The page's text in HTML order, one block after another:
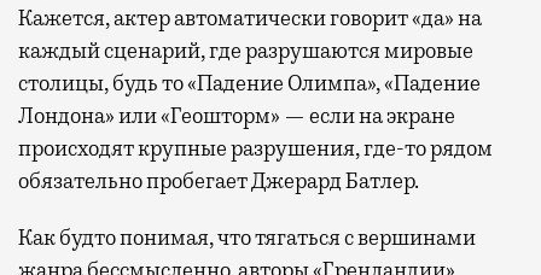
Кажется, актер автоматически говорит «да» на
каждый сценарий, где разрушаются мировые
столицы, будь то «Падение Олимпа», «Падение
Лондона» или «Геошторм» — если на экране
происходят крупные разрушения, где-то рядом
обязательно пробегает Джерард Батлер.
Как будто понимая, что тягаться с вершинами